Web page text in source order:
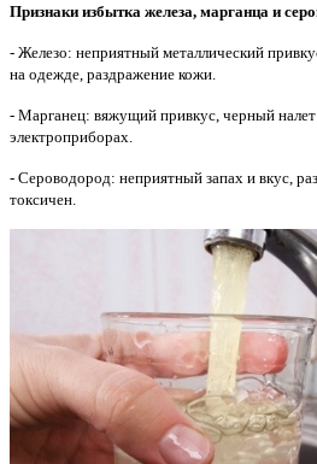
Признаки избытка железа, марганца и
- Железо: неприятный металлический
на одежде, раздражение кожи.
- Марганец: вяжущий привкус, черный налет
электроприборах.
- Сероводород: неприятный запах и вкус,
токсичен.